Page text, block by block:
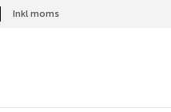
Inkl moms